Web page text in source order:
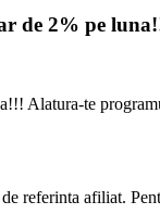
de 2% pe
Alatura-te
referinta afiliat.